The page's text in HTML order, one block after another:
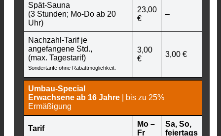
Spät-Sauna
(3 Stunden; Mo-Do ab 20
Uhr)
23,00
€
–
Nachzahl-Tarif je
angefangene Std.,
(max. Tagestarif)
Sondertarife ohne Rabattmöglichkeit.
3,00
€
3,00 €
Umbau-Special
Erwachsene ab 16 Jahre | bis zu 25%
Ermäßigung
Tarif
Mo –
Fr
Sa, So,
feiertags